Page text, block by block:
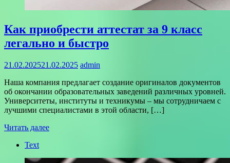
Как приобрести аттестат за 9 класс
легально и быстро
21.02.202521.02.2025 admin
Наша компания предлагает создание оригиналов документов
об окончании образовательных заведений различных уровней.
Университеты, институты и техникумы – мы сотрудничаем с
лучшими специалистами в этой области, […]
Читать далее
Text